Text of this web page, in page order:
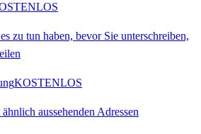
zu tun haben, bevor Sie unterschreiben,
KOSTENLOS
aussehenden Adressen